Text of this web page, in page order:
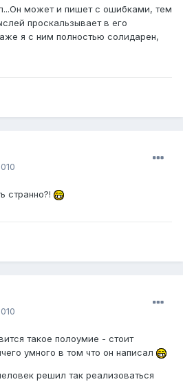
может и пишет с ошибками, тем
проскальзывает в его
я с ним полностью солидарен,
странно?!
такое полоумие - стоит
умного в том что он написал
решил так реализоваться